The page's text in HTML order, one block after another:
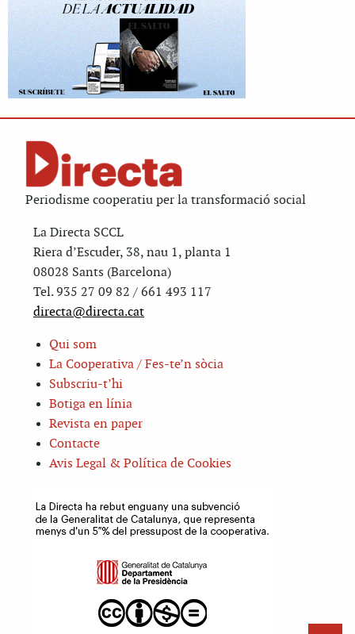
Periodisme cooperatiu per la transformació social
La Directa SCCL
Riera d’Escuder, 38, nau 1, planta 1
08028 Sants (Barcelona)
Tel. 935 27 09 82 / 661 493 117
directa@directa.cat
Qui som
La Cooperativa / Fes-te’n sòcia
Subscriu-t’hi
Botiga en línia
Revista en paper
Contacte
Avis Legal & Política de Cookies